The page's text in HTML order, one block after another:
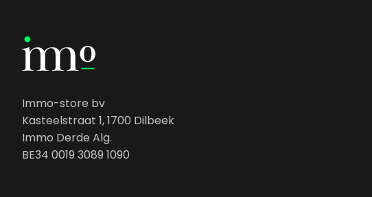
Immo-store bv
Kasteelstraat 1, 1700 Dilbeek
Immo Derde Alg.
BE34 0019 3089 1090